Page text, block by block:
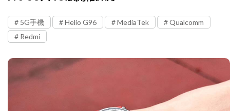
5G手機 Helio G96 MediaTek
Qualcomm
Redmi